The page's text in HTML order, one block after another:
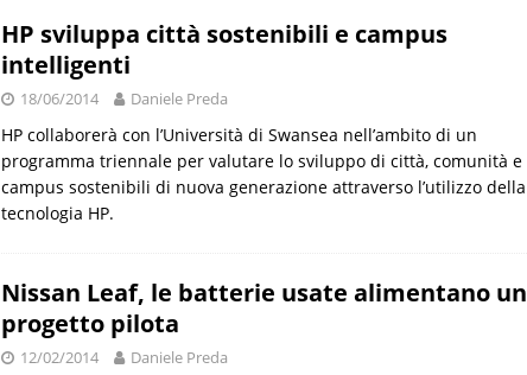
HP sviluppa città sostenibili e campus
intelligenti
18/06/2014 Daniele Preda
HP collaborerà con l’Università di Swansea nell’ambito di un
programma triennale per valutare lo sviluppo di città, comunità e
campus sostenibili di nuova generazione attraverso l’utilizzo della
tecnologia HP.
Nissan Leaf, le batterie usate alimentano un
progetto pilota
12/02/2014 Daniele Preda